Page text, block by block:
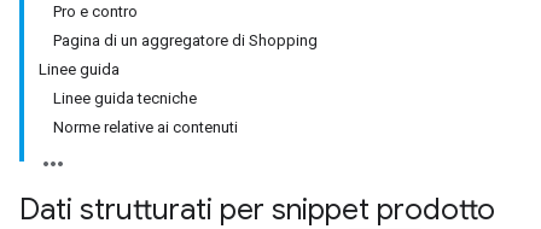
Pro e contro
Pagina di un aggregatore di Shopping
Linee guida
Linee guida tecniche
Norme relative ai contenuti
Dati strutturati per snippet prodotto